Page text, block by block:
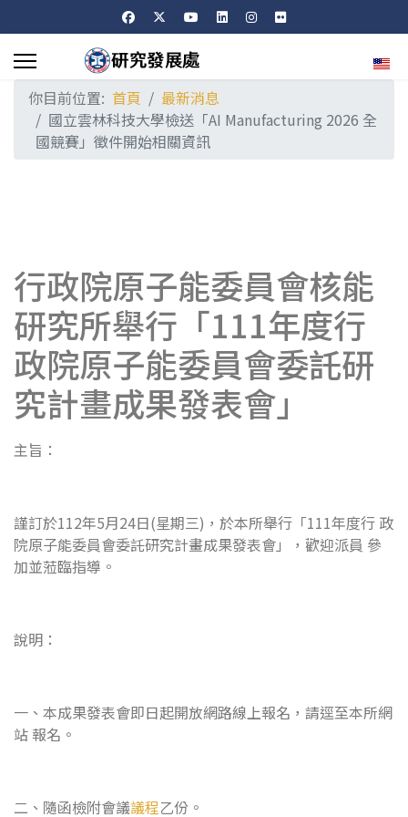
選擇
你目前位置: 首頁
最新消息
國立雲林科技大學檢送「AI Manufacturing 2026 全
國競賽」徵件開始相關資訊
行政院原子能委員會核能
研究所舉行「111年度行
政院原子能委員會委託研
究計畫成果發表會」
主旨：
謹訂於112年5月24日(星期三)，於本所舉行「111年度行 政
院原子能委員會委託研究計畫成果發表會」，歡迎派員 參
加並蒞臨指導。
說明：
一、本成果發表會即日起開放網路線上報名，請逕至本所網
站 報名。
二、隨函檢附會議議程乙份。